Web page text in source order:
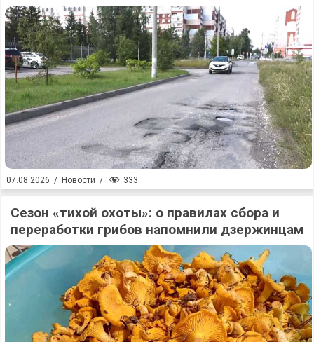
07.08.2026 / Новости / 333
Сезон «тихой охоты»: о правилах сбора и
переработки грибов напомнили дзержинцам